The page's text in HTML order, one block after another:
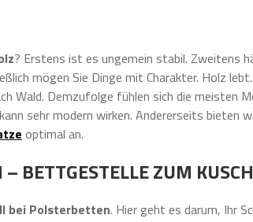
? Erstens ist es ungemein stabil. Zweitens
mögen Sie Dinge mit Charakter. Holz
Wald. Demzufolge fühlen sich die meisten
sehr modern wirken. Andererseits bieten
optimal an.
– BETTGESTELLE ZUM
bei Polsterbetten. Hier geht es darum, Ihr